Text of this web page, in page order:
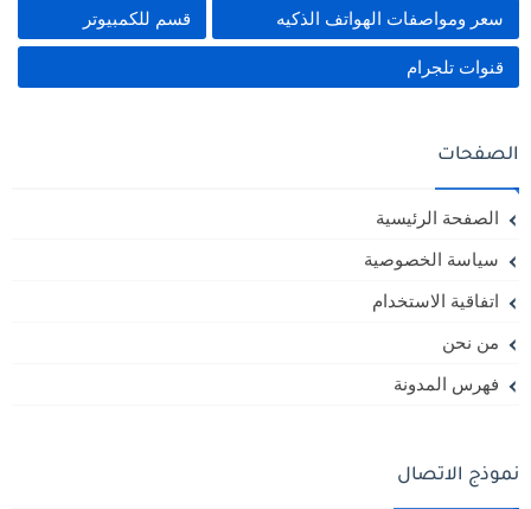
سعر ومواصفات الهواتف الذكيه قسم للكمبيوتر
قنوات تلجرام
الصفحات
الصفحة الرئيسية
سياسة الخصوصية
اتفاقية الاستخدام
من نحن
فهرس المدونة
نموذج الاتصال